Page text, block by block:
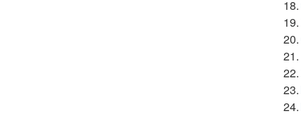
18.
19.
20.
21.
22.
23.
24.